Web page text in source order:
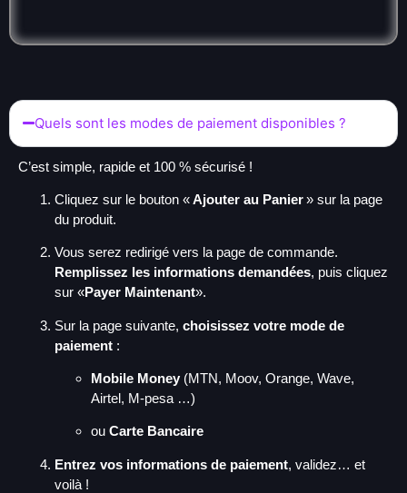
Quels sont les modes de paiement disponibles ?
C’est simple, rapide et 100 % sécurisé !
Cliquez sur le bouton «Ajouter au Panier» sur la page
du produit.
Vous serez redirigé vers la page de commande.
Remplissez les informations demandées, puis cliquez
sur «Payer Maintenant».
Sur la page suivante, choisissez votre mode de
paiement :
Mobile Money (MTN, Moov, Orange, Wave,
Airtel, M-pesa …)
ou Carte Bancaire
Entrez vos informations de paiement, validez… et
voilà !